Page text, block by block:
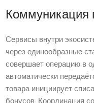
Коммуникация
Сервисы внутри
через единообразные
совершает операцию в
автоматически
товара инициирует